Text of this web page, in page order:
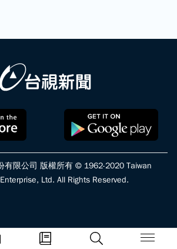
有限公司 版權所有 © 1962-2020 Taiwan
Ltd. All Rights Reserved.